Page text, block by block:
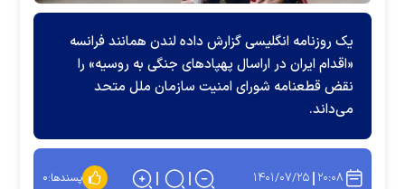
یک روزنامه انگلیسی گزارش داده لندن همانند فرانسه
«اقدام ایران در اراسال پهپاد‌های جنگی به روسیه» را
نقض قطعنامه شورای امنیت سازمان ملل متحد
می‌داند.
۲۰:۰۸ ۱۴۰۱/۰۷/۲۵ پسندها:۰